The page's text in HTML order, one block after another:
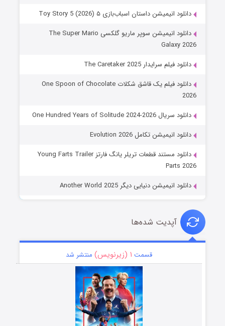
دانلود انیمیشن داستان اسباب‌بازی ۵ Toy Story 5 (2026)
دانلود انیمیشن سوپر ماریو گلکسی The Super Mario
Galaxy 2026
دانلود فیلم سرایدار The Caretaker 2025
دانلود فیلم یک قاشق شکلات One Spoon of Chocolate
2026
دانلود سریال One Hundred Years of Solitude 2024-2026
دانلود انیمیشن تکامل Evolution 2026
دانلود مستند قطعات تریلر یانگ فارتز Young Farts Trailer
Parts 2026
دانلود انیمیشن دنیایی دیگر Another World 2025
آپدیت شده‌ها
قسمت ۱ (زیرنویس) منتشر شد